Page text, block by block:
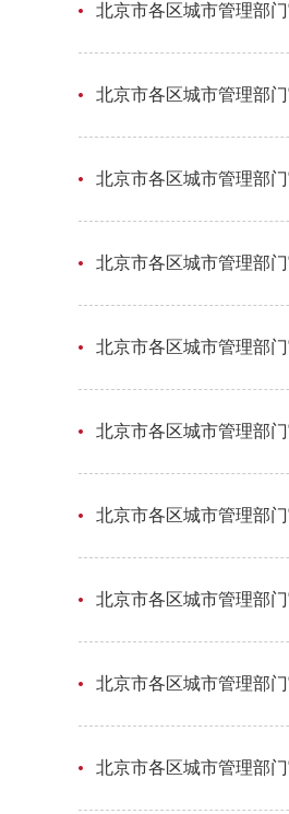
北京市各区城市管理部
北京市各区城市管理部
北京市各区城市管理部
北京市各区城市管理部
北京市各区城市管理部
北京市各区城市管理部
北京市各区城市管理部
北京市各区城市管理部
北京市各区城市管理部
北京市各区城市管理部